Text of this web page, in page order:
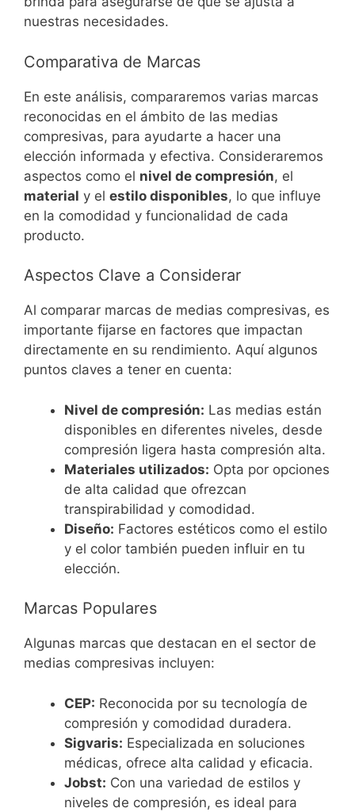
nuestras necesidades.
Comparativa de Marcas
En este análisis, compararemos varias marcas
reconocidas en el ámbito de las medias
compresivas, para ayudarte a hacer una
elección informada y efectiva. Consideraremos
aspectos como el nivel de compresión, el
material y el estilo disponibles, lo que influye
en la comodidad y funcionalidad de cada
producto.
Aspectos Clave a Considerar
Al comparar marcas de medias compresivas, es
importante fijarse en factores que impactan
directamente en su rendimiento. Aquí algunos
puntos claves a tener en cuenta:
Nivel de compresión: Las medias están
disponibles en diferentes niveles, desde
compresión ligera hasta compresión alta.
Materiales utilizados: Opta por opciones
de alta calidad que ofrezcan
transpirabilidad y comodidad.
Diseño: Factores estéticos como el estilo
y el color también pueden influir en tu
elección.
Marcas Populares
Algunas marcas que destacan en el sector de
medias compresivas incluyen:
CEP: Reconocida por su tecnología de
compresión y comodidad duradera.
Sigvaris: Especializada en soluciones
médicas, ofrece alta calidad y eficacia.
Jobst: Con una variedad de estilos y
niveles de compresión, es ideal para